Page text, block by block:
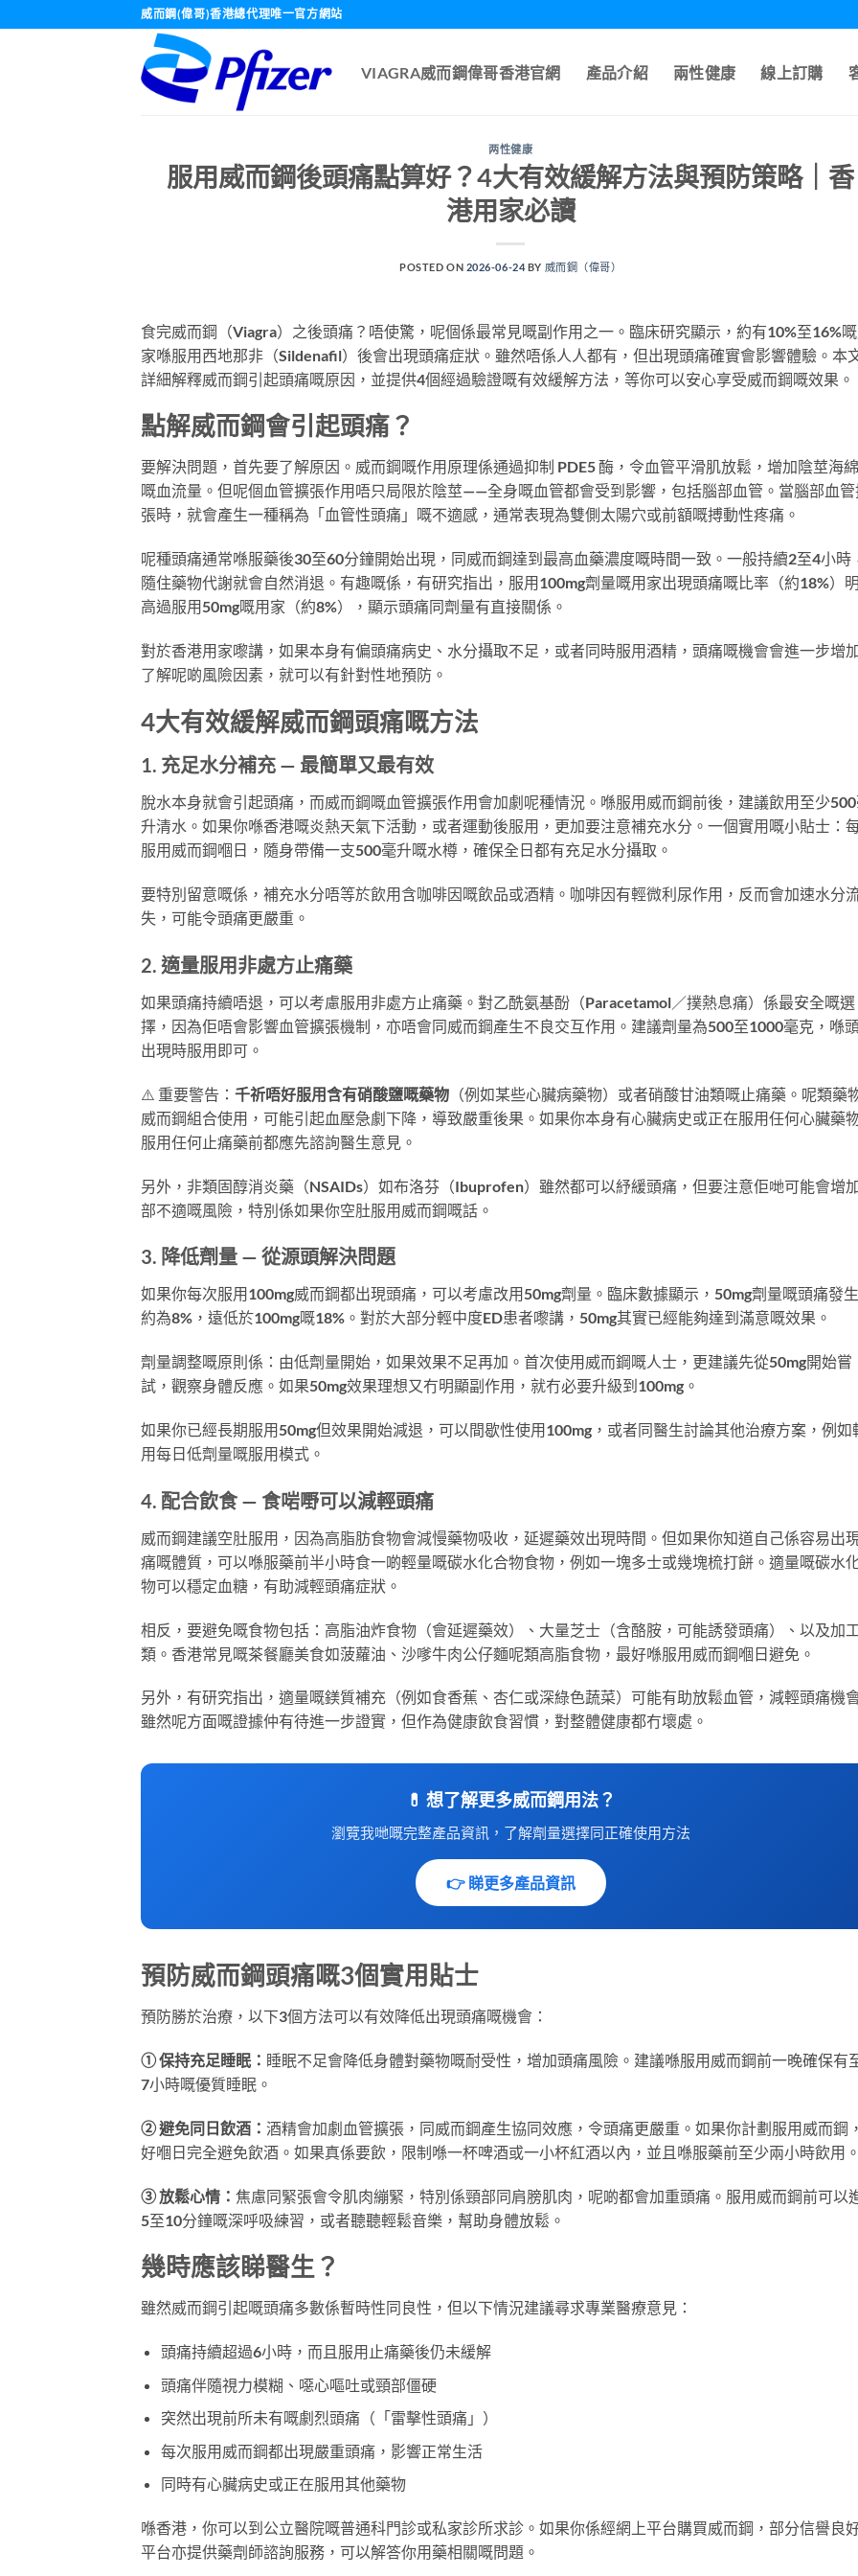
威而鋼(偉哥)香港總代理唯一官方網站
VIAGRA威而鋼偉哥香港官網 產品介紹 兩性健康 線上訂購
两性健康
服用威而鋼後頭痛點算好？4大有效緩解方法與預防策略｜香
港用家必讀
POSTED ON 2026-06-24 BY 威而鋼（偉哥）
食完威而鋼（Viagra）之後頭痛？唔使驚，呢個係最常見嘅副作用之一。臨床研究顯示，約有10%至16%
家喺服用西地那非（Sildenafil）後會出現頭痛症狀。雖然唔係人人都有，但出現頭痛確實會影響體驗。本
詳細解釋威而鋼引起頭痛嘅原因，並提供4個經過驗證嘅有效緩解方法，等你可以安心享受威而鋼嘅效果。
點解威而鋼會引起頭痛？
要解決問題，首先要了解原因。威而鋼嘅作用原理係通過抑制 PDE5 酶，令血管平滑肌放鬆，增加陰莖海
嘅血流量。但呢個血管擴張作用唔只局限於陰莖——全身嘅血管都會受到影響，包括腦部血管。當腦部血
張時，就會產生一種稱為「血管性頭痛」嘅不適感，通常表現為雙側太陽穴或前額嘅搏動性疼痛。
呢種頭痛通常喺服藥後30至60分鐘開始出現，同威而鋼達到最高血藥濃度嘅時間一致。一般持續2至4小時
隨住藥物代謝就會自然消退。有趣嘅係，有研究指出，服用100mg劑量嘅用家出現頭痛嘅比率（約18%）
高過服用50mg嘅用家（約8%），顯示頭痛同劑量有直接關係。
對於香港用家嚟講，如果本身有偏頭痛病史、水分攝取不足，或者同時服用酒精，頭痛嘅機會會進一步增
了解呢啲風險因素，就可以有針對性地預防。
4大有效緩解威而鋼頭痛嘅方法
1. 充足水分補充 — 最簡單又最有效
脫水本身就會引起頭痛，而威而鋼嘅血管擴張作用會加劇呢種情況。喺服用威而鋼前後，建議飲用至少
升清水。如果你喺香港嘅炎熱天氣下活動，或者運動後服用，更加要注意補充水分。一個實用嘅小貼士：
服用威而鋼嗰日，隨身帶備一支500毫升嘅水樽，確保全日都有充足水分攝取。
要特別留意嘅係，補充水分唔等於飲用含咖啡因嘅飲品或酒精。咖啡因有輕微利尿作用，反而會加速水分
失，可能令頭痛更嚴重。
2. 適量服用非處方止痛藥
如果頭痛持續唔退，可以考慮服用非處方止痛藥。對乙酰氨基酚（Paracetamol／撲熱息痛）係最安全嘅選
擇，因為佢唔會影響血管擴張機制，亦唔會同威而鋼產生不良交互作用。建議劑量為500至1000毫克，喺
出現時服用即可。
⚠️ 重要警告： 千祈唔好服用含有硝酸鹽嘅藥物 （例如某些心臟病藥物）或者硝酸甘油類嘅止痛藥。呢類藥
威而鋼組合使用，可能引起血壓急劇下降，導致嚴重後果。如果你本身有心臟病史或正在服用任何心臟藥
服用任何止痛藥前都應先諮詢醫生意見。
另外，非類固醇消炎藥（NSAIDs）如布洛芬（Ibuprofen）雖然都可以紓緩頭痛，但要注意佢哋可能會增
部不適嘅風險，特別係如果你空肚服用威而鋼嘅話。
3. 降低劑量 — 從源頭解決問題
如果你每次服用100mg威而鋼都出現頭痛，可以考慮改用50mg劑量。臨床數據顯示，50mg劑量嘅頭痛發
約為8%，遠低於100mg嘅18%。對於大部分輕中度ED患者嚟講，50mg其實已經能夠達到滿意嘅效果。
劑量調整嘅原則係：由低劑量開始，如果效果不足再加。首次使用威而鋼嘅人士，更建議先從50mg開始嘗
試，觀察身體反應。如果50mg效果理想又冇明顯副作用，就冇必要升級到100mg。
如果你已經長期服用50mg但效果開始減退，可以間歇性使用100mg，或者同醫生討論其他治療方案，例如
用每日低劑量嘅服用模式。
4. 配合飲食 — 食啱嘢可以減輕頭痛
威而鋼建議空肚服用，因為高脂肪食物會減慢藥物吸收，延遲藥效出現時間。但如果你知道自己係容易出
痛嘅體質，可以喺服藥前半小時食一啲輕量嘅碳水化合物食物，例如一塊多士或幾塊梳打餅。適量嘅碳水
物可以穩定血糖，有助減輕頭痛症狀。
相反，要避免嘅食物包括：高脂油炸食物（會延遲藥效）、大量芝士（含酪胺，可能誘發頭痛）、以及加
類。香港常見嘅茶餐廳美食如菠蘿油、沙嗲牛肉公仔麵呢類高脂食物，最好喺服用威而鋼嗰日避免。
另外，有研究指出，適量嘅鎂質補充（例如食香蕉、杏仁或深綠色蔬菜）可能有助放鬆血管，減輕頭痛機
雖然呢方面嘅證據仲有待進一步證實，但作為健康飲食習慣，對整體健康都冇壞處。
💊 想了解更多威而鋼用法？
瀏覽我哋嘅完整產品資訊，了解劑量選擇同正確使用方法
👉 睇更多產品資訊
預防威而鋼頭痛嘅3個實用貼士
預防勝於治療，以下3個方法可以有效降低出現頭痛嘅機會：
① 保持充足睡眠： 睡眠不足會降低身體對藥物嘅耐受性，增加頭痛風險。建議喺服用威而鋼前一晚確保有
7小時嘅優質睡眠。
② 避免同日飲酒： 酒精會加劇血管擴張，同威而鋼產生協同效應，令頭痛更嚴重。如果你計劃服用威而鋼
好嗰日完全避免飲酒。如果真係要飲，限制喺一杯啤酒或一小杯紅酒以內，並且喺服藥前至少兩小時飲用。
③ 放鬆心情： 焦慮同緊張會令肌肉繃緊，特別係頸部同肩膀肌肉，呢啲都會加重頭痛。服用威而鋼前可以
5至10分鐘嘅深呼吸練習，或者聽聽輕鬆音樂，幫助身體放鬆。
幾時應該睇醫生？
雖然威而鋼引起嘅頭痛多數係暫時性同良性，但以下情況建議尋求專業醫療意見：
頭痛持續超過6小時，而且服用止痛藥後仍未緩解
頭痛伴隨視力模糊、噁心嘔吐或頸部僵硬
突然出現前所未有嘅劇烈頭痛（「雷擊性頭痛」）
每次服用威而鋼都出現嚴重頭痛，影響正常生活
同時有心臟病史或正在服用其他藥物
喺香港，你可以到公立醫院嘅普通科門診或私家診所求診。如果你係經網上平台購買威而鋼，部分信譽良
平台亦提供藥劑師諮詢服務，可以解答你用藥相關嘅問題。